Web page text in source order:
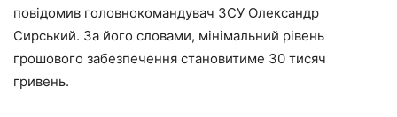
повідомив головнокомандувач ЗСУ Олександр
Сирський. За його словами, мінімальний рівень
грошового забезпечення становитиме 30 тисяч
гривень.